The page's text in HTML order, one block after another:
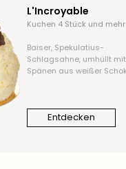
L'Incroyable
Kuchen 4 Stück und mehr
Baiser, Spekulatius-
Schlagsahne, umhüllt mit
Spänen aus weißer
Entdecken